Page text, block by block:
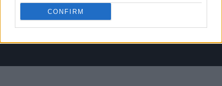
CONFIRM
"Milan Magazine" non è una testata giornalistica, ma un sito di informazione di
proprietà di Napoli Magazine, e non è in alcun modo collegato alla A.C. Milan, che ne
detiene tutti i marchi e diritti.